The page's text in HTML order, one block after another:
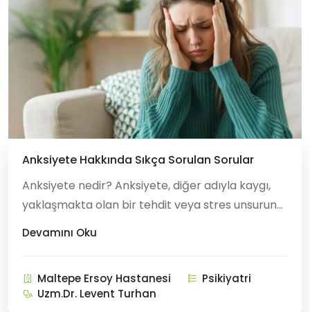
Anksiyete Hakkında Sıkça Sorulan Sorular
Anksiyete nedir? Anksiyete, diğer adıyla kaygı,
yaklaşmakta olan bir tehdit veya stres unsuruna
karşı korku ve huzursuzluk gibi duyguların ani ve
duygudur. Herkes zaman zaman stresli veya
endişeli hissedebilir. Ancak anksiyete bozukluğu
Devamını Oku
Maltepe Ersoy Hastanesi
Psikiyatri
Uzm.Dr. Levent Turhan